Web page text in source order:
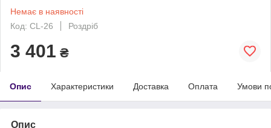
Немає в наявності
Код: CL-26
Роздріб
3 401 ₴
Опис Характеристики Доставка Оплата Умови
Опис